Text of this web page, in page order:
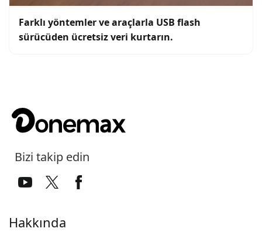
Farklı yöntemler ve araçlarla USB flash
sürücüden ücretsiz veri kurtarın.
Bizi takip edin
Hakkında